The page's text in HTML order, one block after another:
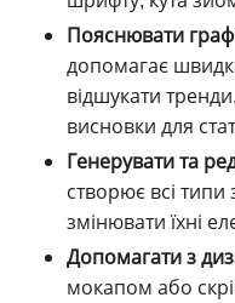
Пояснювати
допомагає швидко
відшукати
висновки для
Генерувати та
створює всі
змінювати їхні
Допомагати з
мокапом або